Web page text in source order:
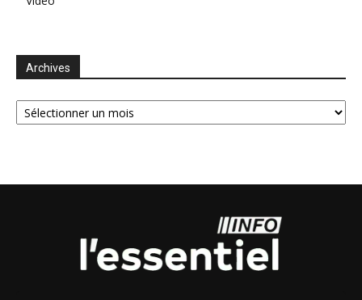
Archives
Archives